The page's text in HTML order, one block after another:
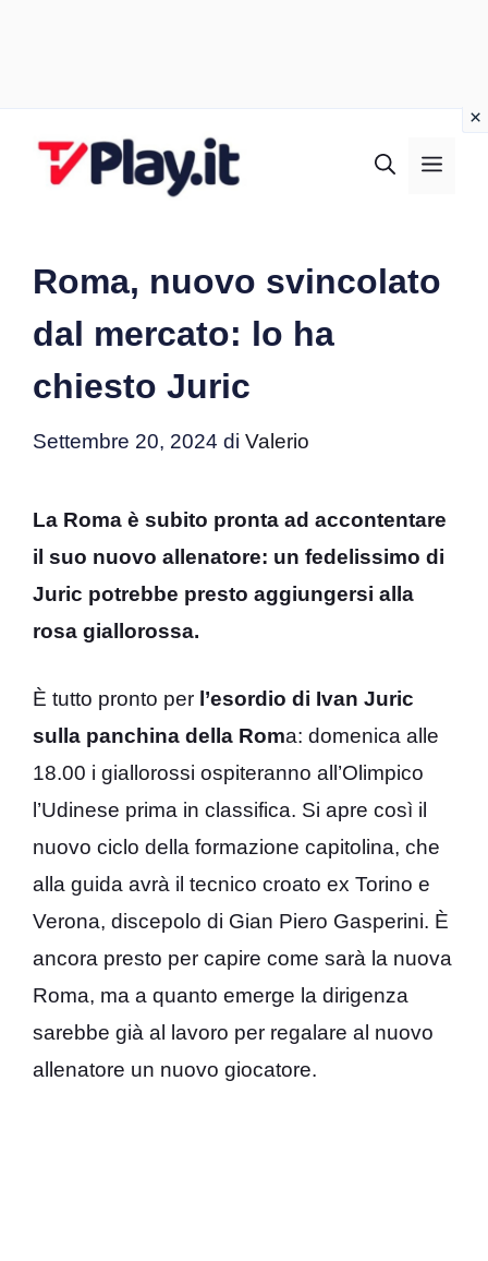
Roma, nuovo svincolato
dal mercato: lo ha
chiesto Juric
Settembre 20, 2024 di Valerio
La Roma è subito pronta ad accontentare
il suo nuovo allenatore: un fedelissimo di
Juric potrebbe presto aggiungersi alla
rosa giallorossa.
È tutto pronto per l’esordio di Ivan Juric
sulla panchina della Roma: domenica alle
18.00 i giallorossi ospiteranno all’Olimpico
l’Udinese prima in classifica. Si apre così il
nuovo ciclo della formazione capitolina, che
alla guida avrà il tecnico croato ex Torino e
Verona, discepolo di Gian Piero Gasperini. È
ancora presto per capire come sarà la nuova
Roma, ma a quanto emerge la dirigenza
sarebbe già al lavoro per regalare al nuovo
allenatore un nuovo giocatore.